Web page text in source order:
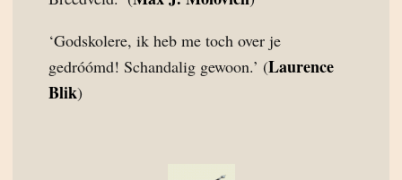
‘Godskolere, ik heb me toch over je
gedróómd! Schandalig gewoon.’ (Laurence
Blik)